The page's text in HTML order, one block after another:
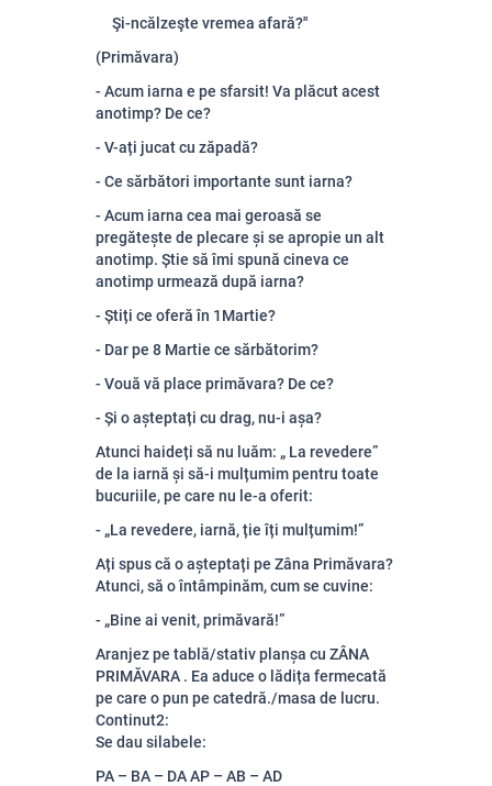
Şi-ncălzeşte vremea afară?''
(Primăvara)
- Acum iarna e pe sfarsit! Va plăcut acest
anotimp? De ce?
- V-ați jucat cu zăpadă?
- Ce sărbători importante sunt iarna?
- Acum iarna cea mai geroasă se
pregătește de plecare și se apropie un alt
anotimp. Știe să îmi spună cineva ce
anotimp urmează după iarna?
- Știți ce oferă în 1Martie?
- Dar pe 8 Martie ce sărbătorim?
- Vouă vă place primăvara? De ce?
- Și o așteptați cu drag, nu-i așa?
Atunci haideți să nu luăm: „ La revedere”
de la iarnă și să-i mulțumim pentru toate
bucuriile, pe care nu le-a oferit:
- „La revedere, iarnă, ție îți mulțumim!”
Ați spus că o așteptați pe Zâna Primăvara?
Atunci, să o întâmpinăm, cum se cuvine:
- „Bine ai venit, primăvară!”
Aranjez pe tablă/stativ planșa cu ZÂNA
PRIMĂVARA . Ea aduce o lădița fermecată
pe care o pun pe catedră./masa de lucru.
Continut2:
Se dau silabele:
PA – BA – DA AP – AB – AD